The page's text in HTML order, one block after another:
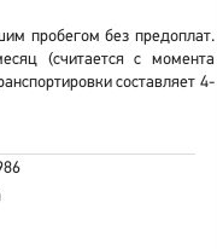
пробегом без предоплат.
(считается с момента
составляет 4-